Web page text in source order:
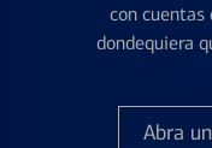
con cuentas
dondequiera
Abra